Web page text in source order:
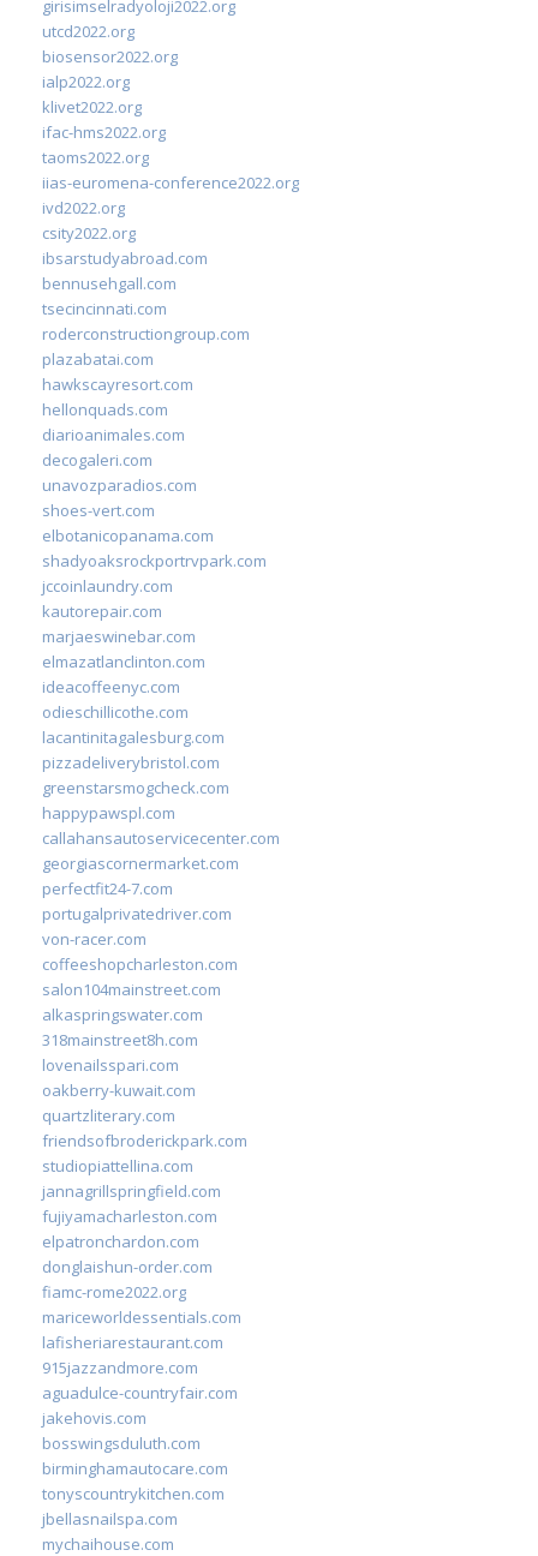
girisimselradyoloji2022.org
utcd2022.org
biosensor2022.org
ialp2022.org
klivet2022.org
ifac-hms2022.org
taoms2022.org
iias-euromena-conference2022.org
ivd2022.org
csity2022.org
ibsarstudyabroad.com
bennusehgall.com
tsecincinnati.com
roderconstructiongroup.com
plazabatai.com
hawkscayresort.com
hellonquads.com
diarioanimales.com
decogaleri.com
unavozparadios.com
shoes-vert.com
elbotanicopanama.com
shadyoaksrockportrvpark.com
jccoinlaundry.com
kautorepair.com
marjaeswinebar.com
elmazatlanclinton.com
ideacoffeenyc.com
odieschillicothe.com
lacantinitagalesburg.com
pizzadeliverybristol.com
greenstarsmogcheck.com
happypawspl.com
callahansautoservicecenter.com
georgiascornermarket.com
perfectfit24-7.com
portugalprivatedriver.com
von-racer.com
coffeeshopcharleston.com
salon104mainstreet.com
alkaspringswater.com
318mainstreet8h.com
lovenailsspari.com
oakberry-kuwait.com
quartzliterary.com
friendsofbroderickpark.com
studiopiattellina.com
jannagrillspringfield.com
fujiyamacharleston.com
elpatronchardon.com
donglaishun-order.com
fiamc-rome2022.org
mariceworldessentials.com
lafisheriarestaurant.com
915jazzandmore.com
aguadulce-countryfair.com
jakehovis.com
bosswingsduluth.com
birminghamautocare.com
tonyscountrykitchen.com
jbellasnailspa.com
mychaihouse.com